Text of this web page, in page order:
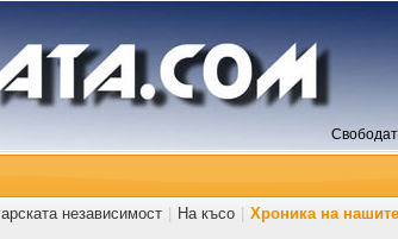
независимост На късо Хроника на